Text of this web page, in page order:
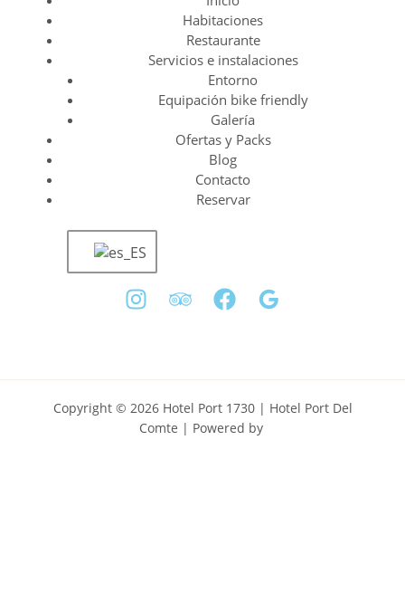
Habitaciones
Restaurante
Servicios e instalaciones
Entorno
Equipación bike friendly
Galería
Ofertas y Packs
Blog
Contacto
Reservar
Copyright © 2026 Hotel Port 1730 | Hotel Port Del
Comte | Powered by